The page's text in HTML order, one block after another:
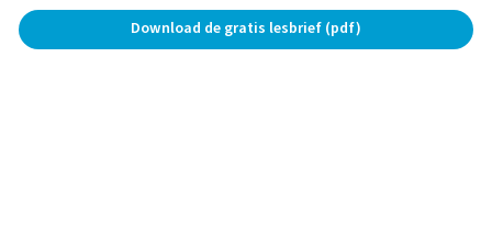
Download de gratis lesbrief (pdf)